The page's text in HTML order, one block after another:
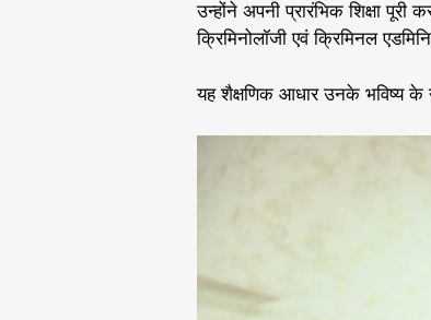
उन्होंने अपनी प्रारंभिक शिक्षा
क्रिमिनोलॉजी एवं क्रिमिनल
यह शैक्षणिक आधार उनके भविष्य के